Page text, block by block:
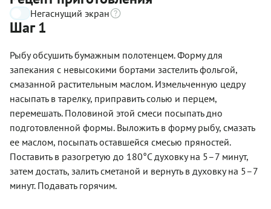
Негаснущий экран
Шаг 1
Рыбу обсушить бумажным полотенцем. Форму для
запекания с невысокими бортами застелить фольгой,
смазанной растительным маслом. Измельченную цедру
насыпать в тарелку, приправить солью и перцем,
перемешать. Половиной этой смеси посыпать дно
подготовленной формы. Выложить в форму рыбу, смазать
ее маслом, посыпать оставшейся смесью пряностей.
Поставить в разогретую до 180°С духовку на 5–7 минут,
затем достать, залить сметаной и вернуть в духовку на 5–7
минут. Подавать горячим.